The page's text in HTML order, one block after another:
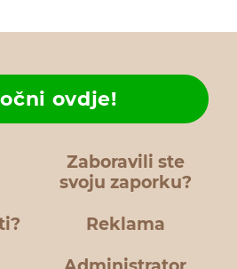
Zaboravili ste
svoju zaporku?
ovdje!
Reklama